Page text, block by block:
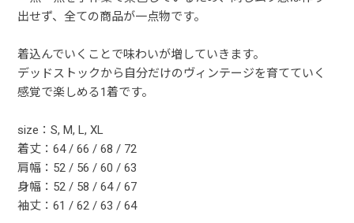
出せず、全ての商品が一点物です。
着込んでいくことで味わいが増していきます。
デッドストックから自分だけのヴィンテージを育てていく
感覚で楽しめる1着です。
size：S, M, L, XL
着丈：64 / 66 / 68 / 72
肩幅：52 / 56 / 60 / 63
身幅：52 / 58 / 64 / 67
袖丈：61 / 62 / 63 / 64